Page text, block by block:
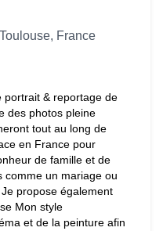
France
portrait & reportage de
des photos pleine
tout au long de
en France pour
de famille et de
comme un mariage ou
propose également
Mon style
et de la peinture afin